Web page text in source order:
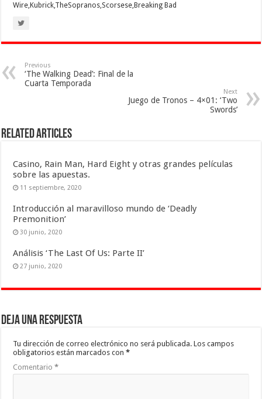
Wire,Kubrick,TheSopranos,Scorsese,Breaking Bad
Previous
‘The Walking Dead’: Final de la
Cuarta Temporada
Next
Juego de Tronos – 4×01: ‘Two
Swords’
Related Articles
Casino, Rain Man, Hard Eight y otras grandes películas
sobre las apuestas.
11 septiembre, 2020
Introducción al maravilloso mundo de ‘Deadly
Premonition’
30 junio, 2020
Análisis ‘The Last Of Us: Parte II’
27 junio, 2020
Deja una respuesta
Tu dirección de correo electrónico no será publicada. Los campos
obligatorios están marcados con*
Comentario*